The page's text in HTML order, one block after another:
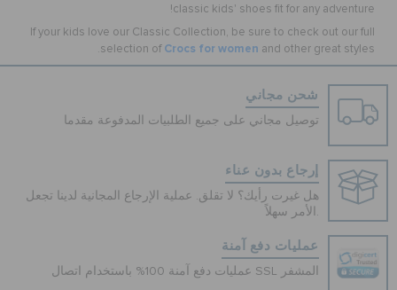
classic kids' shoes fit for any adventure!
If your kids love our Classic Collection, be sure to check out our full
selection of Crocs for women and other great styles.
شحن مجاني
توصيل مجاني على جميع الطلبيات المدفوعة مقدما
إرجاع بدون عناء
هل غيرت رأيك؟ لا تقلق. عملية الإرجاع المجانية لدينا تجعل
عمليات دفع آمنة
عمليات دفع آمنة 100% باستخدام اتصال SSL المشفر